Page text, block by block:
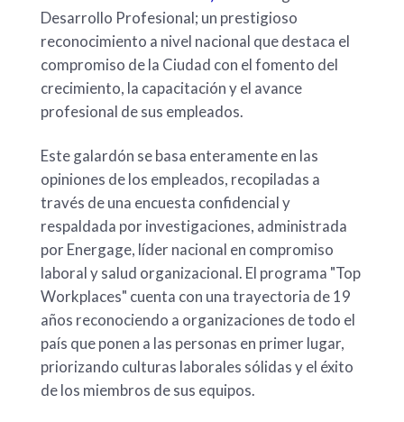
Desarrollo Profesional; un prestigioso
reconocimiento a nivel nacional que destaca el
compromiso de la Ciudad con el fomento del
crecimiento, la capacitación y el avance
profesional de sus empleados.
Este galardón se basa enteramente en las
opiniones de los empleados, recopiladas a
través de una encuesta confidencial y
respaldada por investigaciones, administrada
por Energage, líder nacional en compromiso
laboral y salud organizacional. El programa "Top
Workplaces" cuenta con una trayectoria de 19
años reconociendo a organizaciones de todo el
país que ponen a las personas en primer lugar,
priorizando culturas laborales sólidas y el éxito
de los miembros de sus equipos.